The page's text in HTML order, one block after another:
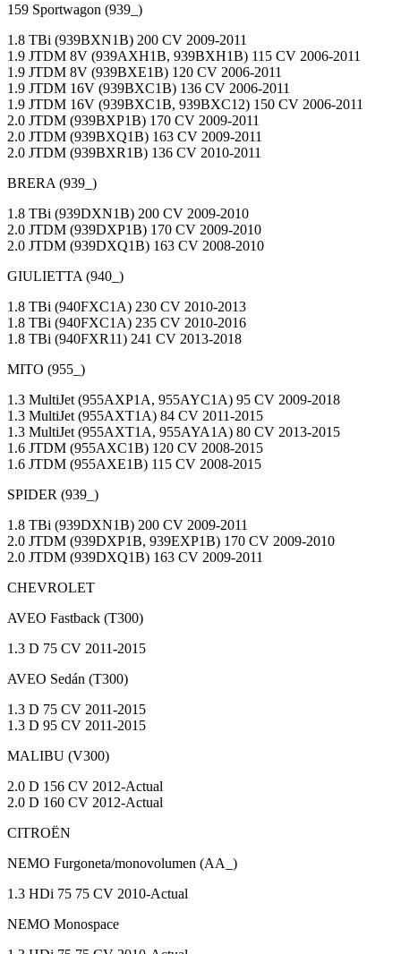
159 Sportwagon (939_)
1.8 TBi (939BXN1B) 200 CV 2009-2011
1.9 JTDM 8V (939AXH1B, 939BXH1B) 115 CV 2006-2011
1.9 JTDM 8V (939BXE1B) 120 CV 2006-2011
1.9 JTDM 16V (939BXC1B) 136 CV 2006-2011
1.9 JTDM 16V (939BXC1B, 939BXC12) 150 CV 2006-2011
2.0 JTDM (939BXP1B) 170 CV 2009-2011
2.0 JTDM (939BXQ1B) 163 CV 2009-2011
2.0 JTDM (939BXR1B) 136 CV 2010-2011
BRERA (939_)
1.8 TBi (939DXN1B) 200 CV 2009-2010
2.0 JTDM (939DXP1B) 170 CV 2009-2010
2.0 JTDM (939DXQ1B) 163 CV 2008-2010
GIULIETTA (940_)
1.8 TBi (940FXC1A) 230 CV 2010-2013
1.8 TBi (940FXC1A) 235 CV 2010-2016
1.8 TBi (940FXR11) 241 CV 2013-2018
MITO (955_)
1.3 MultiJet (955AXP1A, 955AYC1A) 95 CV 2009-2018
1.3 MultiJet (955AXT1A) 84 CV 2011-2015
1.3 MultiJet (955AXT1A, 955AYA1A) 80 CV 2013-2015
1.6 JTDM (955AXC1B) 120 CV 2008-2015
1.6 JTDM (955AXE1B) 115 CV 2008-2015
SPIDER (939_)
1.8 TBi (939DXN1B) 200 CV 2009-2011
2.0 JTDM (939DXP1B, 939EXP1B) 170 CV 2009-2010
2.0 JTDM (939DXQ1B) 163 CV 2009-2011
CHEVROLET
AVEO Fastback (T300)
1.3 D 75 CV 2011-2015
AVEO Sedán (T300)
1.3 D 75 CV 2011-2015
1.3 D 95 CV 2011-2015
MALIBU (V300)
2.0 D 156 CV 2012-Actual
2.0 D 160 CV 2012-Actual
CITROËN
NEMO Furgoneta/monovolumen (AA_)
1.3 HDi 75 75 CV 2010-Actual
NEMO Monospace